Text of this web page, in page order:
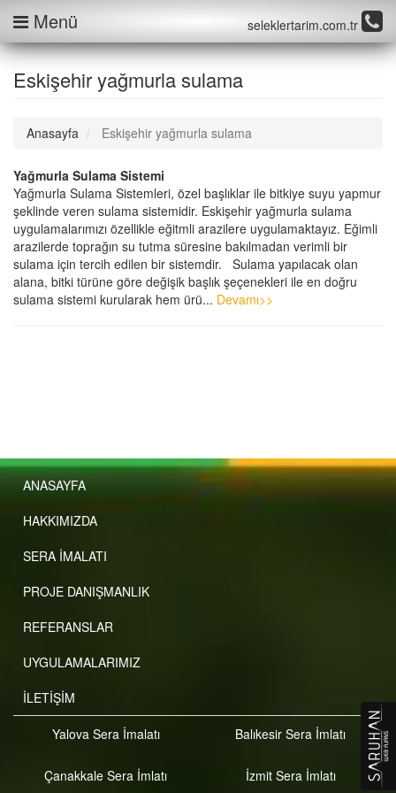
seleklertarim.com.tr
Menü
Eskişehir yağmurla sulama
Anasayfa Eskişehir yağmurla sulama
Yağmurla Sulama Sistemi
Yağmurla Sulama Sistemleri, özel başlıklar ile bitkiye suyu yapmur
şeklinde veren sulama sistemidir. Eskişehir yağmurla sulama
uygulamalarımızı özellikle eğitmli arazilere uygulamaktayız. Eğimli
arazilerde toprağın su tutma süresine bakılmadan verimli bir
sulama için tercih edilen bir sistemdir. Sulama yapılacak olan
alana, bitki türüne göre değişik başlık şeçenekleri ile en doğru
sulama sistemi kurularak hem ürü... Devamı>>
ANASAYFA
HAKKIMIZDA
SERA İMALATI
PROJE DANIŞMANLIK
REFERANSLAR
UYGULAMALARIMIZ
İLETİŞİM
Yalova Sera İmalatı Balıkesir Sera İmlatı
Çanakkale Sera İmlatı İzmit Sera İmlatı